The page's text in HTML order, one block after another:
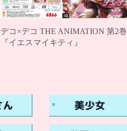
デコ×デコ THE ANIMATION 第2巻
『イエスマイキティ』